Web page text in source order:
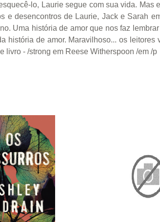
lo, Laurie segue com sua vida.
e desencontros de Laurie, Jack e Sarah
Uma história de amor que nos faz
história de amor. Maravilhoso... os
livro - /strong em Reese Witherspoon /em /p